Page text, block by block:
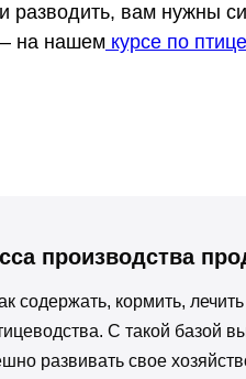
вам нужны
на нашем курсе по
производства
содержать, кормить,
С такой
развивать свое